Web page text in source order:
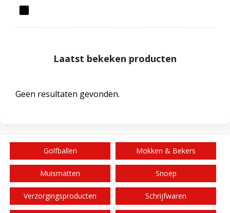
Laatst bekeken producten
Geen resultaten gevonden.
Golfballen Mokken & Bekers
Muismatten Snoep
Verzorgingsproducten Schrijfwaren